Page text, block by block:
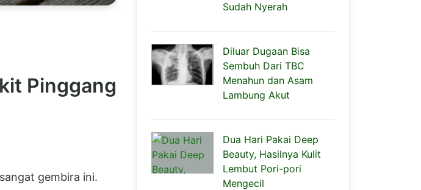
Pinggang
gembira ini.
Sudah Nyerah
Diluar Dugaan Bisa
Sembuh Dari TBC
Menahun dan Asam
Lambung Akut
Dua Hari Pakai Deep
Beauty, Hasilnya Kulit
Lembut Pori-pori
Mengecil